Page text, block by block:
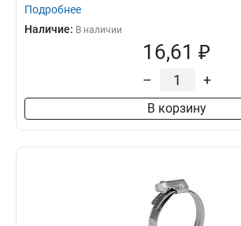
Подробнее
Наличие: В наличии
16,61 ₽
– +
В корзину